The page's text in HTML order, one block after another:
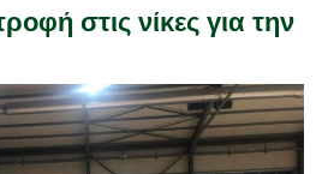
στις νίκες για την